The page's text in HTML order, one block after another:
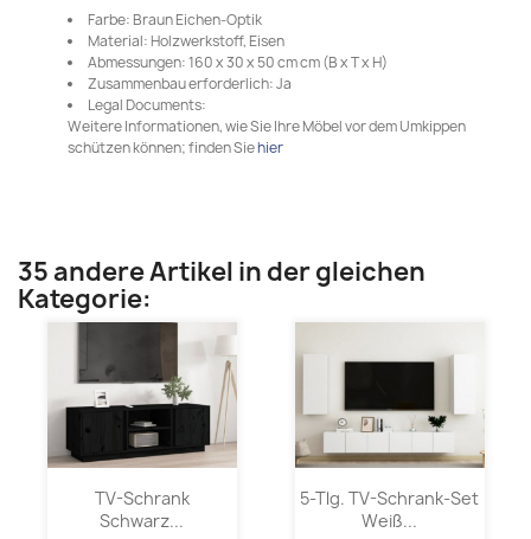
Farbe: Braun Eichen-Optik
Material: Holzwerkstoff, Eisen
Abmessungen: 160 x 30 x 50 cm cm (B x T x H)
Zusammenbau erforderlich: Ja
Legal Documents:
Weitere Informationen, wie Sie Ihre Möbel vor dem Umkippen
schützen können; finden Siehier
35 andere Artikel in der gleichen
Kategorie:
TV-Schrank
Schwarz...
5-Tlg. TV-Schrank-Set
Weiß...